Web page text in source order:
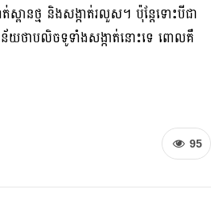
ពានថ្ម និងសង្កាត់រលួស។ ប៉ុន្តែទោះបីជា
យថាបលិចទូទាំងសង្កាត់នោះទេ ពោលគឺ
95